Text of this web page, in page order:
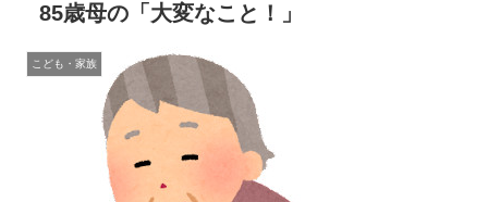
85歳母の「大変なこと！」
こども・家族